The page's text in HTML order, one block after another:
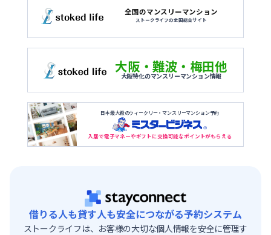
全国のマンスリーマンション
ストークライフの全国総合サイト
大阪・難波・梅田他
大阪特化のマンスリーマンション情報
日本最大級のウィークリー・マンスリーマンション予約
入居で電子マネーやギフトに交換可能なポイントがもらえる
借りる人も貸す人も安全につながる予約システム
ストークライフは、お客様の大切な個人情報を安全に管理す